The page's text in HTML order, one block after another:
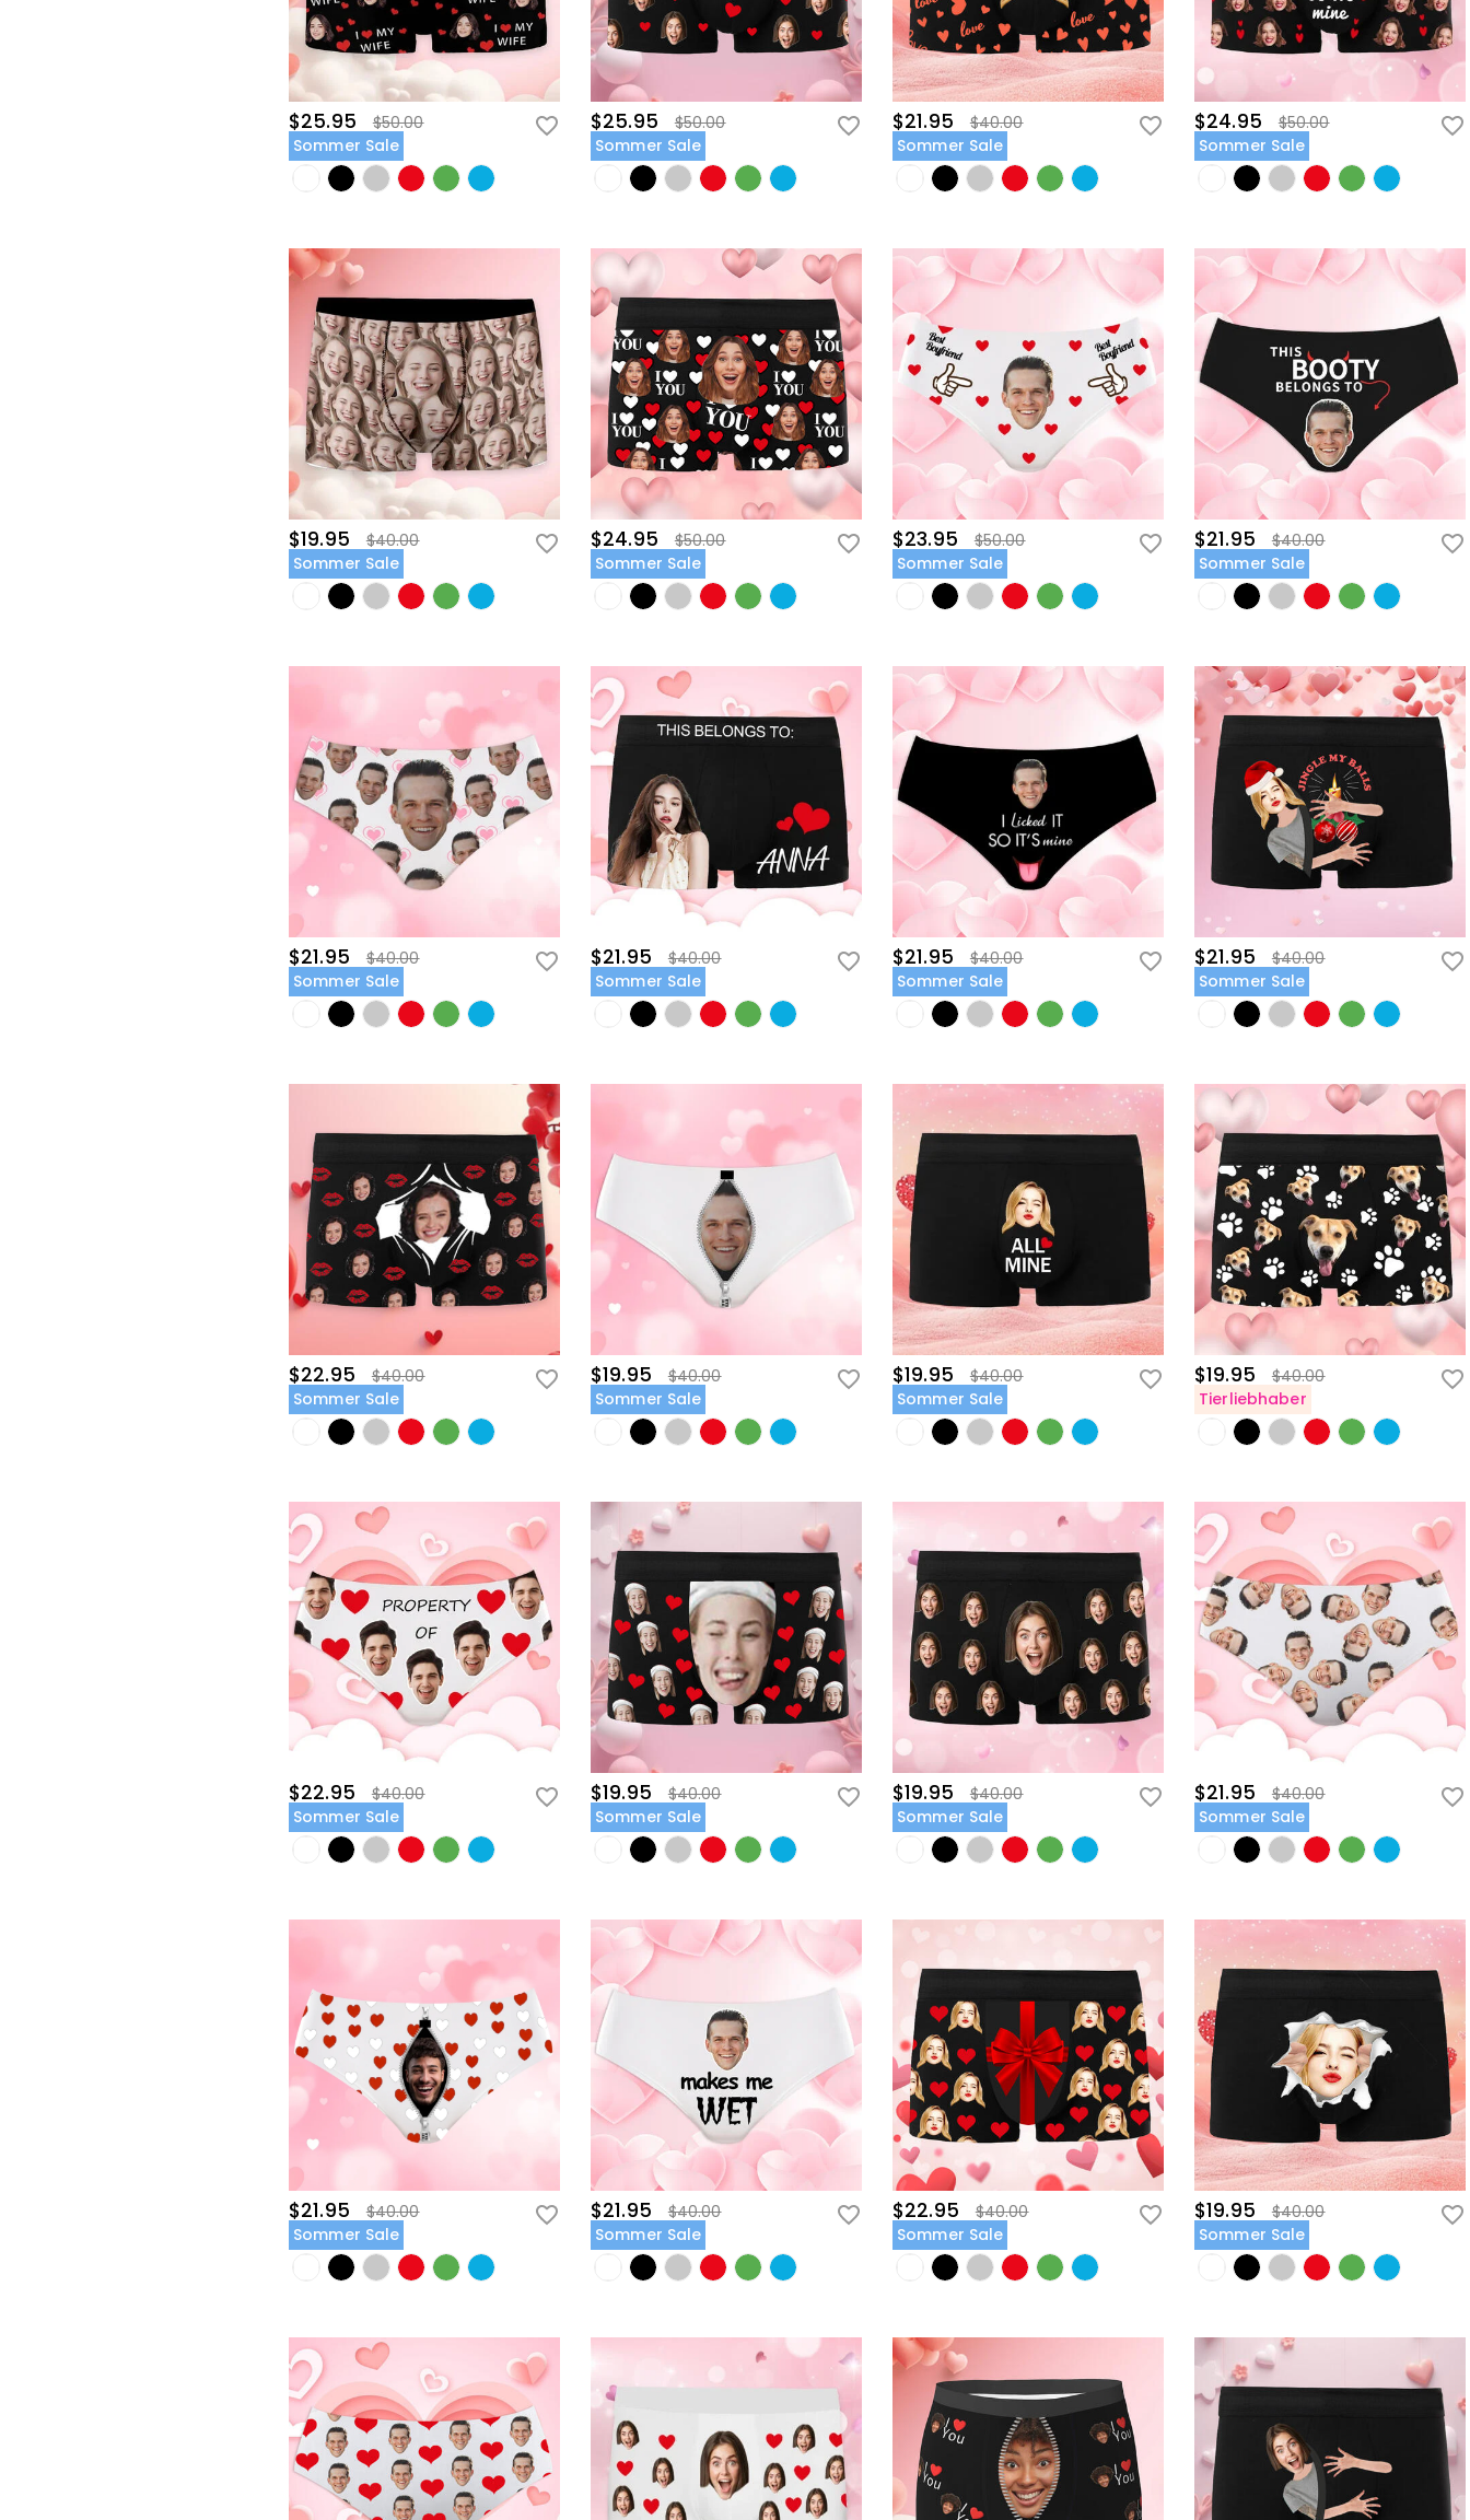
$25.95
$50.00
Sommer Sale
$25.95
$50.00
Sommer Sale
$21.95
$40.00
Sommer Sale
$24.95
$50.00
Sommer Sale
$19.95
$40.00
Sommer Sale
$24.95
$50.00
Sommer Sale
$23.95
$50.00
Sommer Sale
$21.95
$40.00
Sommer Sale
$21.95
$40.00
Sommer Sale
$21.95
$40.00
Sommer Sale
$21.95
$40.00
Sommer Sale
$21.95
$40.00
Sommer Sale
$22.95
$40.00
Sommer Sale
$19.95
$40.00
Sommer Sale
$19.95
$40.00
Sommer Sale
$19.95
$40.00
Tierliebhaber
$22.95
$40.00
Sommer Sale
$19.95
$40.00
Sommer Sale
$19.95
$40.00
Sommer Sale
$21.95
$40.00
Sommer Sale
$21.95
$40.00
Sommer Sale
$21.95
$40.00
Sommer Sale
$22.95
$40.00
Sommer Sale
$19.95
$40.00
Sommer Sale